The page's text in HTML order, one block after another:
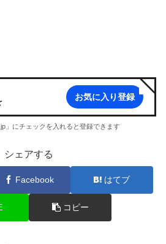
お気に入り登録
」にチェックを入れると登録できます
シェアする
Facebook はてブ
コピー